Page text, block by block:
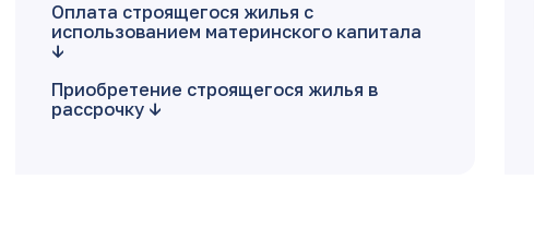
Оплата строящегося жилья с
использованием материнского капитала
Приобретение строящегося жилья в
рассрочку